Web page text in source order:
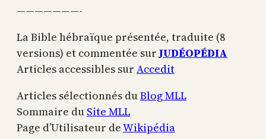
———————-
La Bible hébraïque présentée, traduite (8
versions) et commentée surJUDÉOPÉDIA
Articles accessibles sur Accedit
Articles sélectionnés duBlog MLL
Sommaire du Site MLL
Page d’Utilisateur deWikipédia